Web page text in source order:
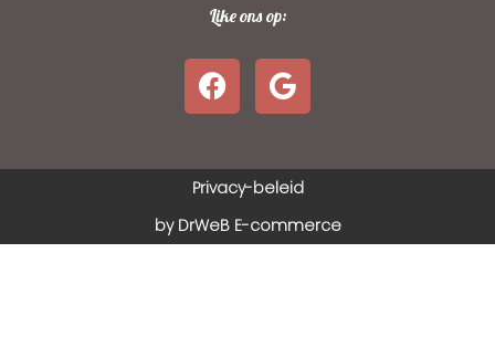
Like ons op:
Privacy-beleid
by DrWeB E-commerce